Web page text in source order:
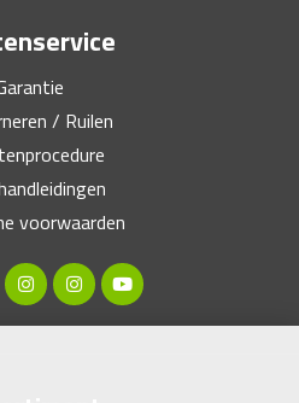
/ Ruilen
voorwaarden